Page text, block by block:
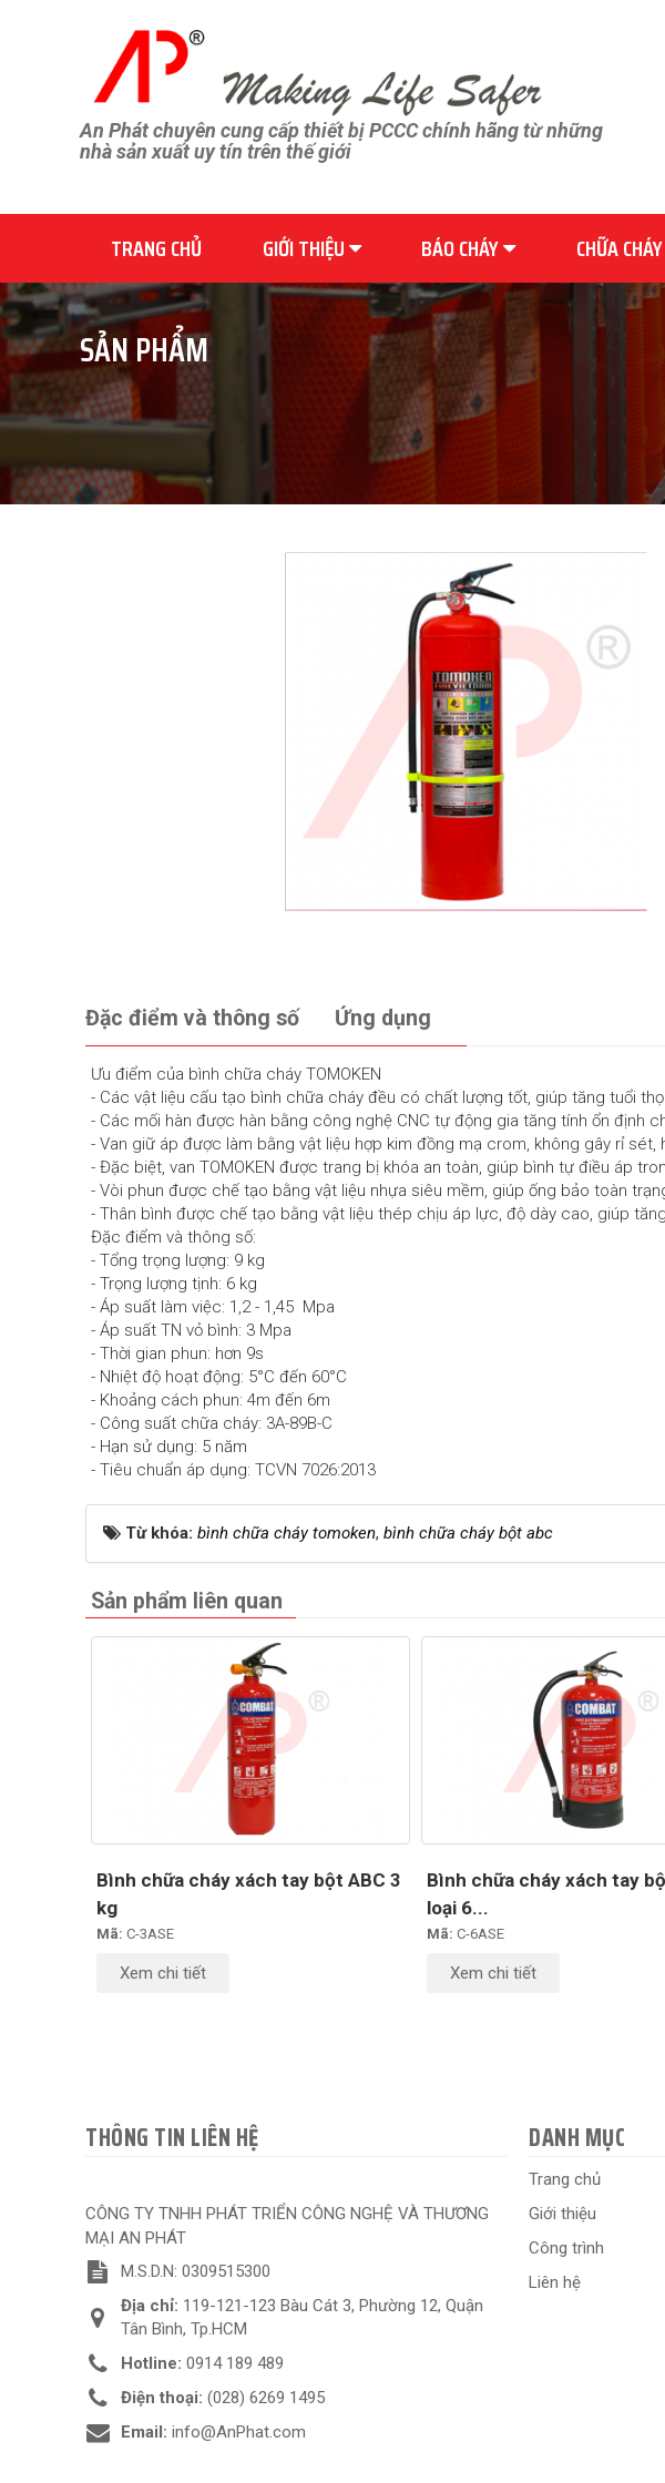
An Phát chuyên cung cấp thiết bị PCCC chính hãng từ những
nhà sản xuất uy tín trên thế giới
TRANG CHỦ GIỚI THIỆU BÁO CHÁY CHỮA
SẢN PHẨM
Đặc điểm và thông số Ứng dụng
Ưu điểm của bình chữa cháy TOMOKEN
- Các vật liệu cấu tạo bình chữa cháy đều có chất lượng tốt, giúp tăng tuổi
- Các mối hàn được hàn bằng công nghệ CNC tự động gia tăng tính ổn định
- Van giữ áp được làm bằng vật liệu hợp kim đồng mạ crom, không gây rỉ sét,
- Đặc biệt, van TOMOKEN được trang bị khóa an toàn, giúp bình tự điều áp
- Vòi phun được chế tạo bằng vật liệu nhựa siêu mềm, giúp ống bảo toàn
- Thân bình được chế tạo bằng vật liệu thép chịu áp lực, độ dày cao, giúp
Đặc điểm và thông số:
- Tổng trọng lượng: 9 kg
- Trọng lượng tịnh: 6 kg
- Áp suất làm việc: 1,2 - 1,45 Mpa
- Áp suất TN vỏ bình: 3 Mpa
- Thời gian phun: hơn 9s
- Nhiệt độ hoạt động: 5°C đến 60°C
- Khoảng cách phun: 4m đến 6m
- Công suất chữa cháy: 3A-89B-C
- Hạn sử dụng: 5 năm
- Tiêu chuẩn áp dụng: TCVN 7026:2013
Từ khóa: bình chữa cháy tomoken, bình chữa cháy bột abc
Sản phẩm liên quan
Bình chữa cháy xách tay bột ABC 3
kg
Mã: C-3ASE
Xem chi tiết
Bình chữa cháy xách tay
loại 6...
Mã: C-6ASE
Xem chi tiết
THÔNG TIN LIÊN HỆ
CÔNG TY TNHH PHÁT TRIỂN CÔNG NGHỆ VÀ THƯƠNG
MẠI AN PHÁT
M.S.D.N: 0309515300
Địa chỉ: 119-121-123 Bàu Cát 3, Phường 12, Quận
Tân Bình, Tp.HCM
Hotline: 0914 189 489
Điện thoại: (028) 6269 1495
Email: info@AnPhat.com
DANH MỤC
Trang chủ
Giới thiệu
Công trình
Liên hệ